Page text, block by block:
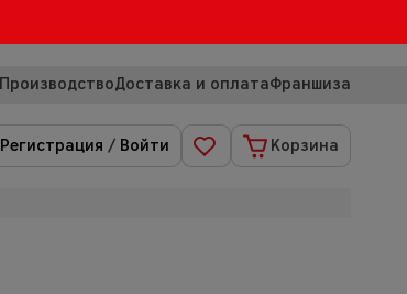
ПроизводствоДоставка и оплатаФраншиза
Регистрация / Войти Корзина